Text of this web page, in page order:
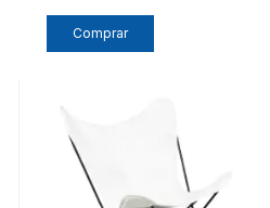
Comprar